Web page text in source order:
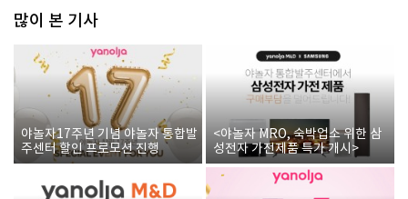
많이 본 기사
야놀자17주년 기념 야놀자 통합발
주센터 할인 프로모션 진행
<야놀자 MRO, 숙박업소 위한 삼
성전자 가전제품 특가 개시>